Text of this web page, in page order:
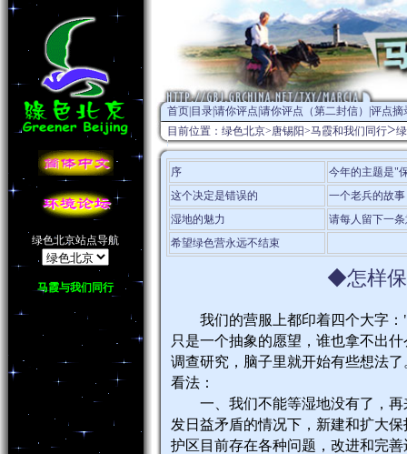
绿色北京站点导航
马霞与我们同行
首页 目录请你评点 请你评点（第二封信）
评点摘
目前位置： 绿色北京>唐锡阳>马霞和我们同行>
序
今年的主题是"
这个决定是错误的
一个老兵的故事
湿地的魅力
请每人留下一
希望绿色营永远不结束
◆怎样
我们的营服上都印着四个大字："
只是一个抽象的愿望，谁也拿不出
调查研究，脑子里就开始有些想法
看法：
一、我们不能等湿地没有了，再
发日益矛盾的情况下，新建和扩大
护区目前存在各种问题，改进和完